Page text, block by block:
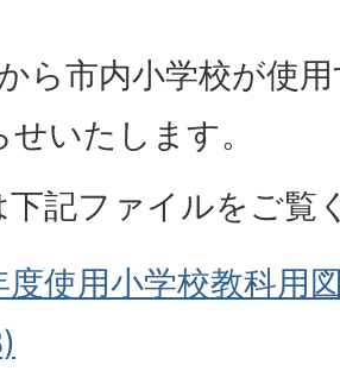
ら市内小学校が使
いたします。
下記ファイルをご覧
度使用小学校教科用